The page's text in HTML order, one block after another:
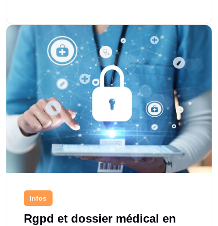
Infos
Rgpd et dossier médical en